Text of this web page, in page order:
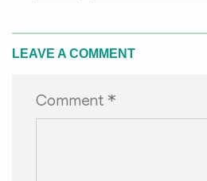
LEAVE A COMMENT
Comment *